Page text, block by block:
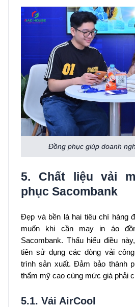
Đồng phục giúp doanh
5. Chất liệu vải
phục Sacombank
Đẹp và bền là hai tiêu chí hàng
muốn khi cần may in áo
Sacombank. Thấu hiểu điều
tiên sử dụng các dòng vải
trình sản xuất. Đảm bảo thành
thẩm mỹ cao cùng mức giá phải
5.1. Vải AirCool